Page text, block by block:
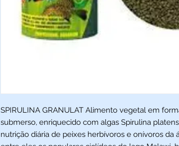
SPIRULINA GRANULAT Alimento vegetal em
submerso, enriquecido com algas Spirulina
nutrição diária de peixes herbívoros e onívoros da